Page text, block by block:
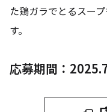
た鶏ガラでとるスー
す。
応募期間：